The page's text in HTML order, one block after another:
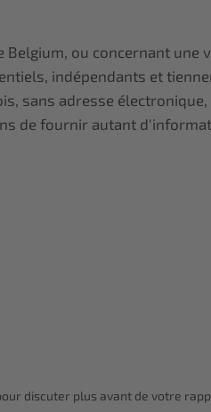
ou concernant
indépendants et
sans adresse
de fournir autant
discuter plus avant de votre